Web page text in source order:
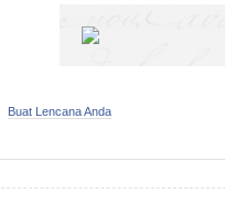
Buat Lencana Anda